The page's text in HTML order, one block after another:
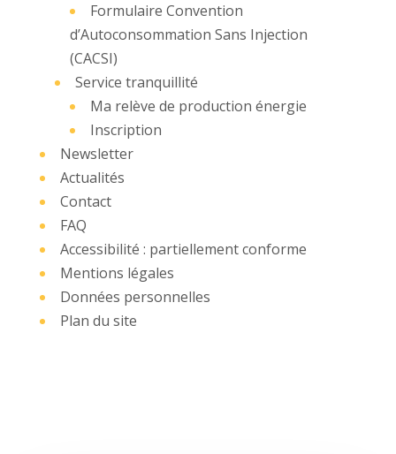
Formulaire Convention
d’Autoconsommation Sans Injection
(CACSI)
Service tranquillité
Ma relève de production énergie
Inscription
Newsletter
Actualités
Contact
FAQ
Accessibilité : partiellement conforme
Mentions légales
Données personnelles
Plan du site